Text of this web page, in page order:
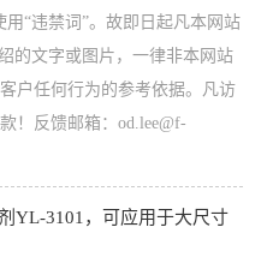
“违禁词”。故即日起凡本网站
的文字或图片，一律非本网站
户任何行为的参考依据。凡访
！反馈邮箱：od.lee@f-
YL-3101，可应用于大尺寸